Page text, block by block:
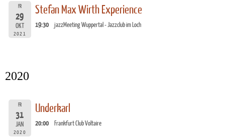
FR
29
OKT
2021
Stefan Max Wirth Experience
19:30 jazzMeeting Wuppertal - Jazzclub im Loch
2020
FR
31
JAN
2020
Underkarl
20:00 Frankfurt Club Voltaire